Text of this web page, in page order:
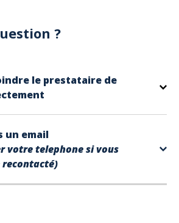
l'office de tourisme de Fréjus
qui acceptent les chèques
est prise en compte
le paiement effectué.
?
le prestataire de
sur votre billet,
un email
votre telephone si vous